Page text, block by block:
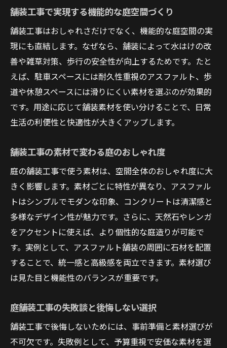
舗装工事で実現する機能的な庭空間づくり
舗装工事はおしゃれさだけでなく、機能的な庭空間の実
現にも直結します。なぜなら、舗装によって水はけの改
善や雑草対策、歩行の安全性が向上するためです。たと
えば、駐車スペースには耐久性重視のアスファルト、歩
道や休憩スペースには滑りにくい素材を選ぶのが効果的
です。用途に応じて舗装素材を使い分けることで、日常
生活の利便性と快適性が大きくアップします。
舗装工事の素材で変わる庭のおしゃれ度
庭の舗装工事で使う素材は、空間全体のおしゃれ度に大
きく影響します。素材ごとに特性が異なり、アスファル
トはシンプルでモダンな印象、コンクリートは清潔感と
多様なデザイン性が魅力です。さらに、天然石やレンガ
をアクセントに使えば、より個性的な庭造りが可能で
す。実例として、アスファルト舗装の周囲に石材を配置
することで、統一感と高級感を両立できます。素材選び
は見た目と機能性のバランスが重要です。
庭舗装工事の失敗談と後悔しない選択
舗装工事で後悔しないためには、事前準備と素材選びが
不可欠です。失敗例として、予算重視で安価な素材を選